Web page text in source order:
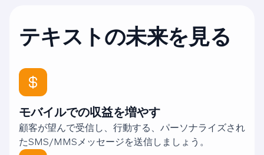
テキストの未来を見る
モバイルでの収益を増やす
顧客が望んで受信し、行動する、パーソナライズされ
たSMS/MMSメッセージを送信しましょう。